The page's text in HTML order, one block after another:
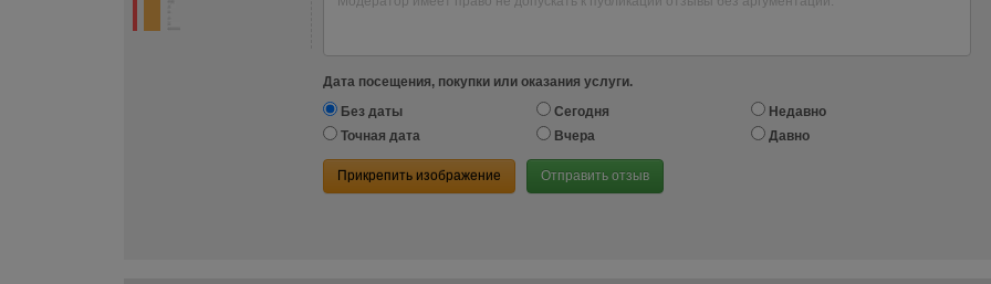
Дата посещения, покупки или оказания услуги.
Без даты
Сегодня
Недавно
Точная дата
Вчера Давно
Прикрепить изображение Отправить отзыв